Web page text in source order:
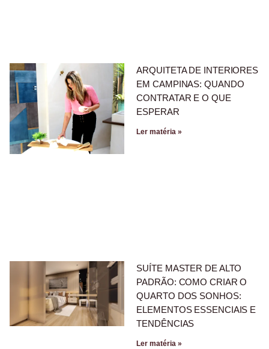
ARQUITETA DE INTERIORES
EM CAMPINAS: QUANDO
CONTRATAR E O QUE
ESPERAR
Ler matéria »
SUÍTE MASTER DE ALTO
PADRÃO: COMO CRIAR O
QUARTO DOS SONHOS:
ELEMENTOS ESSENCIAIS E
TENDÊNCIAS
Ler matéria »